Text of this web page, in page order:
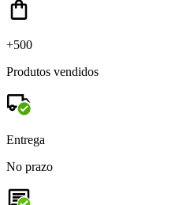
+500
Produtos vendidos
Entrega
No prazo